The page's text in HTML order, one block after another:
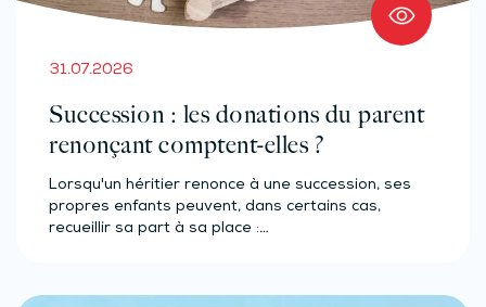
31.07.2026
Succession : les donations du parent
renonçant comptent-elles ?
Lorsqu'un héritier renonce à une succession, ses
propres enfants peuvent, dans certains cas,
recueillir sa part à sa place :…